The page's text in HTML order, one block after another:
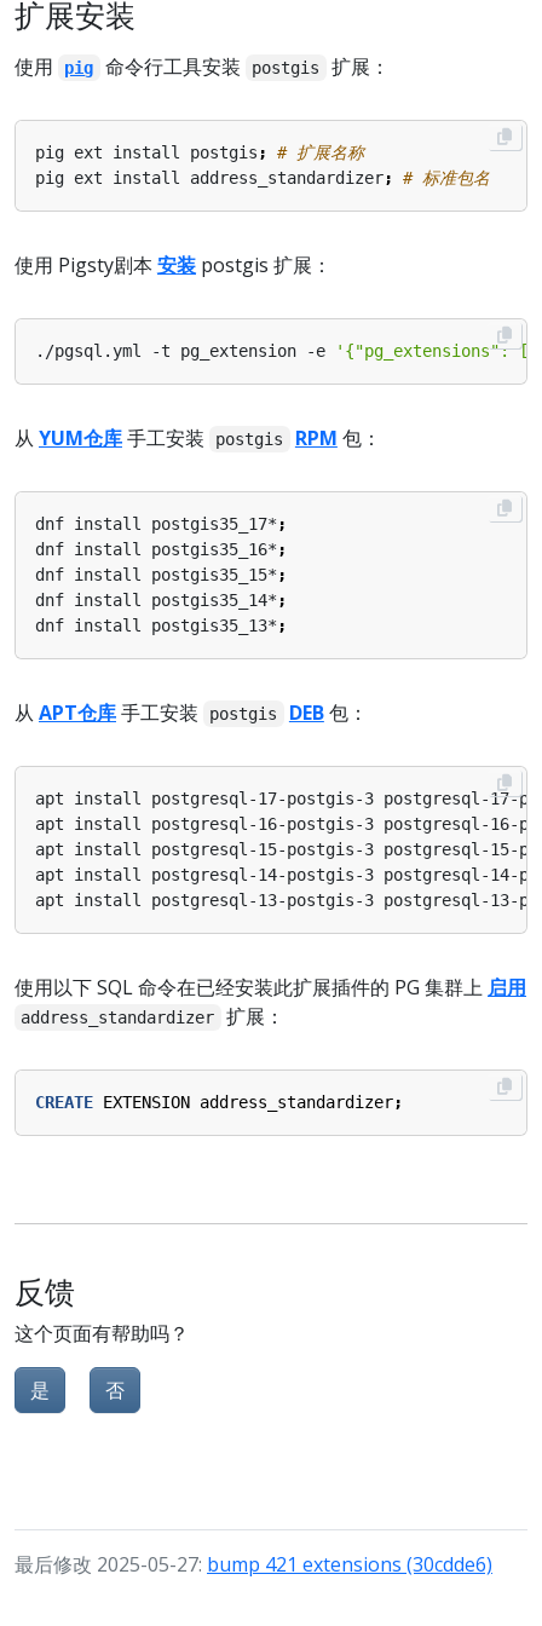
扩展安装
使用 pig 命令行工具安装 postgis 扩展：
pig ext install postgis ;
# 扩展名称
pig ext install address_standardizer; # 标准包名
使用 Pigsty剧本 安装 postgis 扩展：
./pgsql.yml -t pg_extension -e '{"pg_extensions":
从 YUM仓库手工安装 postgis RPM 包：
dnf install postgis35_17* ;
dnf install postgis35_16* ;
dnf install postgis35_15* ;
dnf install postgis35_14* ;
dnf install postgis35_13* ;
从 APT仓库手工安装 postgis DEB包：
apt install postgresql-17-postgis-3 postgresql-17-
apt install postgresql-16-postgis-3 postgresql-16-
apt install postgresql-15-postgis-3 postgresql-15-
apt install postgresql-14-postgis-3 postgresql-14-
apt install postgresql-13-postgis-3 postgresql-13-
使用以下 SQL 命令在已经安装此扩展插件的 PG 集群上 启用
address_standardizer 扩展：
CREATE EXTENSION address_standardizer;
反馈
这个页面有帮助吗？
是 否
最后修改 2025-05-27: bump 421 extensions (30cdde6)